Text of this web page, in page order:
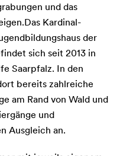
und das
Kardinal-
der
sich seit 2013 in
Saarpfalz. In den
bereits zahlreiche
am Rand von Wald und
und
Ausgleich an.